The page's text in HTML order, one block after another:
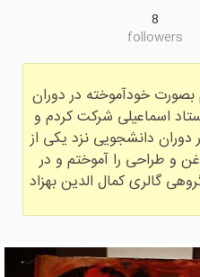
8
followers
بصورت خودآموخته در دوران
اسماعیلی شرکت کردم و
دانشجویی نزد یکی از
و طراحی را آموختم و در
گروهی گالری کمال الدین بهزاد